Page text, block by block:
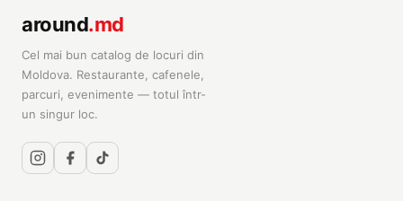
around.md
Cel mai bun catalog de locuri din
Moldova. Restaurante, cafenele,
parcuri, evenimente — totul într-
un singur loc.